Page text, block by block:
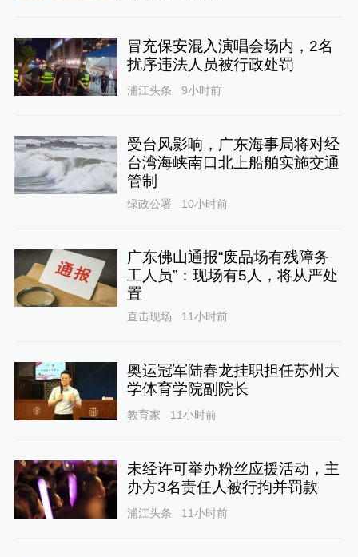
冒充保安混入演唱会场内，2名
扰序违法人员被行政处罚
浦江头条 9小时前
受台风影响，广东海事局将对经
台湾海峡南口北上船舶实施交通
管制
绿政公署 10小时前
广东佛山通报“废品场有残障务
工人员”：现场有5人，将从严处
置
直击现场 11小时前
奥运冠军陆春龙挂职担任苏州大
学体育学院副院长
教育家 11小时前
未经许可举办粉丝应援活动，主
办方3名责任人被行拘并罚款
浦江头条 11小时前